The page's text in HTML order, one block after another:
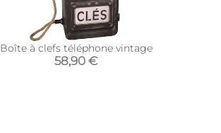
Boîte à clefs téléphone vintage
58,90 €